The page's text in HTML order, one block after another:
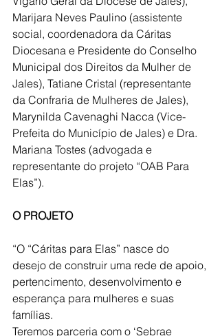
Marijara Neves Paulino (assistente
social, coordenadora da Cáritas
Diocesana e Presidente do Conselho
Municipal dos Direitos da Mulher de
Jales), Tatiane Cristal (representante
da Confraria de Mulheres de Jales),
Marynilda Cavenaghi Nacca (Vice-
Prefeita do Município de Jales) e Dra.
Mariana Tostes (advogada e
representante do projeto “OAB Para
Elas”).
O PROJETO
“O “Cáritas para Elas” nasce do
desejo de construir uma rede de apoio,
pertencimento, desenvolvimento e
esperança para mulheres e suas
famílias.
Teremos parceria com o ‘Sebrae